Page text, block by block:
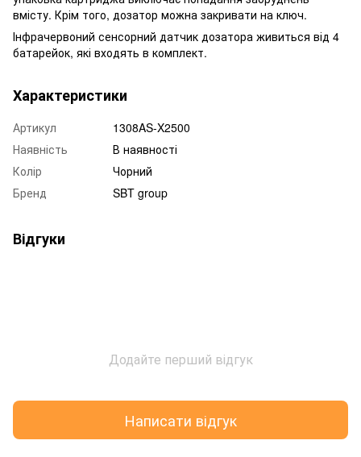
вмісту. Крім того, дозатор можна закривати на ключ.
Інфрачервоний сенсорний датчик дозатора живиться від 4
батарейок, які входять в комплект.
Характеристики
Артикул
1308AS-X2500
Наявність
В наявності
Колір
Чорний
Бренд
SBT group
Відгуки
Додайте перший відгук
Написати відгук